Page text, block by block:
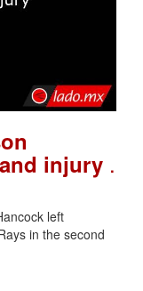
injury .
left
in the second